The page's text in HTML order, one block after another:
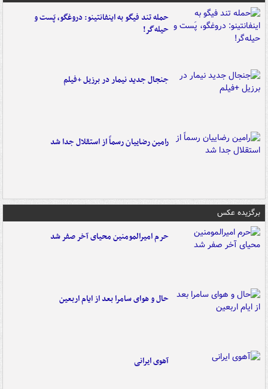
حمله تند فیگو به اینفانتینو: دروغگو، پَست‌ و
حیله‌گر!
جنجال جدید نیمار در برزیل +فیلم
رامین رضاییان رسماً از استقلال جدا شد
برگزیده عکس
حرم امیرالمومنین محیای آخر صفر شد
حال و هوای سامرا بعد از ایام اربعین
آهوی ایرانی